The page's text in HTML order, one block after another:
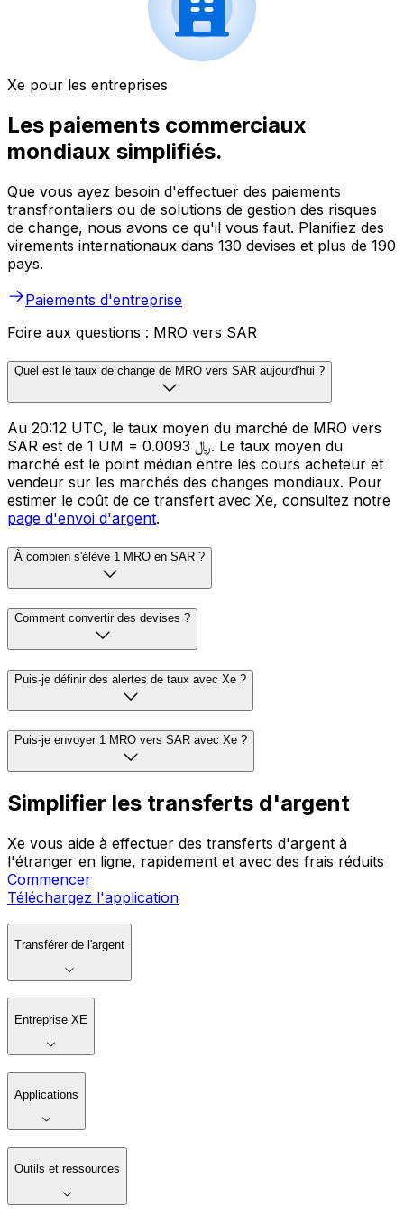
Xe pour les entreprises
Les paiements commerciaux
mondiaux simplifiés.
Que vous ayez besoin d'effectuer des paiements
transfrontaliers ou de solutions de gestion des risques
de change, nous avons ce qu'il vous faut. Planifiez des
virements internationaux dans 130 devises et plus de 190
pays.
Paiements d'entreprise
Foire aux questions : MRO vers SAR
Quel est le taux de change de MRO vers SAR aujourd'hui ?
Au 20:12 UTC, le taux moyen du marché de MRO vers
SAR est de 1 UM = 0.0093 ﷼. Le taux moyen du
marché est le point médian entre les cours acheteur et
vendeur sur les marchés des changes mondiaux. Pour
estimer le coût de ce transfert avec Xe, consultez notre
page d'envoi d'argent.
À combien s'élève 1 MRO en SAR ?
Comment convertir des devises ?
Puis-je définir des alertes de taux avec Xe ?
Puis-je envoyer 1 MRO vers SAR avec Xe ?
Simplifier les transferts d'argent
Xe vous aide à effectuer des transferts d'argent à
l'étranger en ligne, rapidement et avec des frais réduits
Commencer
Téléchargez l'application
Transférer de l'argent
Entreprise XE
Applications
Outils et ressources